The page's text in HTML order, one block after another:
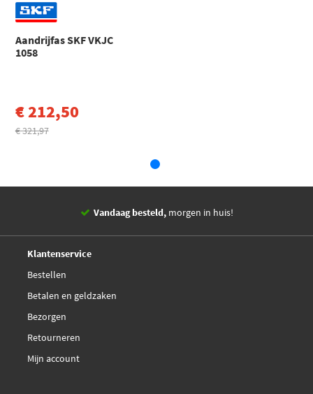
Nieuw onderdeel
Aslichaamdiameter
wielzijdig [mm]
Schroefdraadmaat
Spidan 21979
Triscan 8540 11525
Aandrijfas SKF VKJC
1058
€ 212,50
€ 321,97
Vandaag besteld, morgen in huis!
Klantenservice
Bestellen
Betalen en geldzaken
Bezorgen
Retourneren
Mijn account